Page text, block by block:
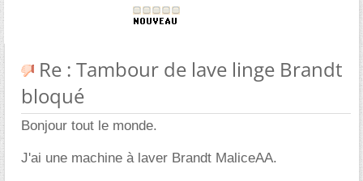
Re : Tambour de lave linge Brandt
bloqué
Bonjour tout le monde.
J'ai une machine à laver Brandt MaliceAA.